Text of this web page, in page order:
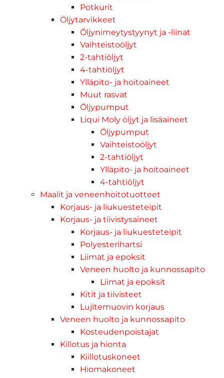
Potkurit
Öljytarvikkeet
Öljynimeytystyynyt ja -liinat
Vaihteistoöljyt
2-tahtiöljyt
4-tahtiöljyt
Ylläpito- ja hoitoaineet
Muut rasvat
Öljypumput
Liqui Moly öljyt ja lisäaineet
Öljypumput
Vaihteistoöljyt
2-tahtiöljyt
Ylläpito- ja hoitoaineet
4-tahtiöljyt
Maalit ja veneenhoitotuotteet
Korjaus- ja liukuesteteipit
Korjaus- ja tiivistysaineet
Korjaus- ja liukuesteteipit
Polyesterihartsi
Liimat ja epoksit
Veneen huolto ja kunnossapito
Liimat ja epoksit
Kitit ja tiivisteet
Lujitemuovin korjaus
Veneen huolto ja kunnossapito
Kosteudenpoistajat
Killotus ja hionta
Kiillotuskoneet
Hiomakoneet